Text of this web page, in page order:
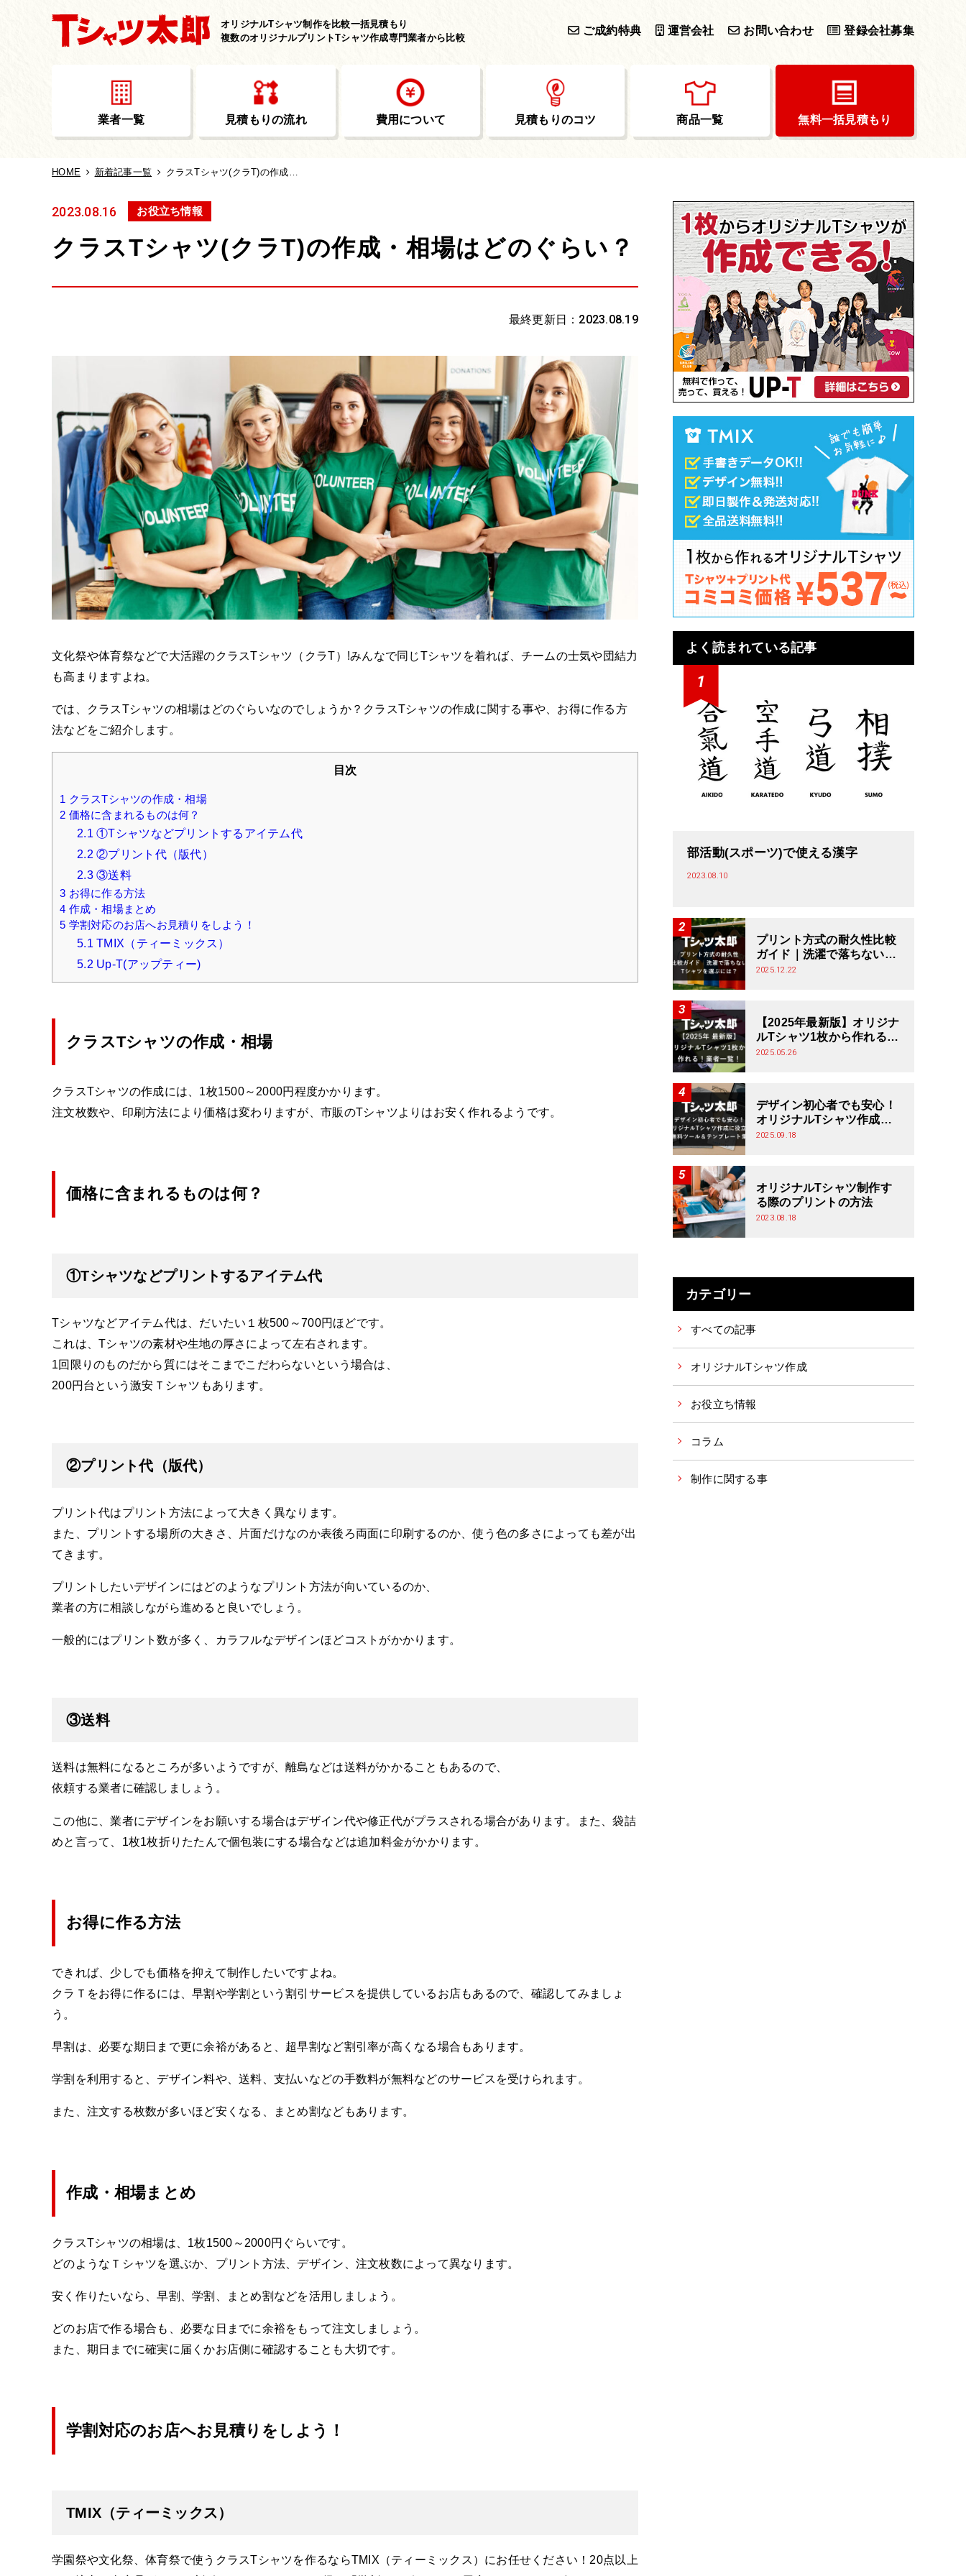
オリジナルTシャツ制作を比較一括見積もり
複数のオリジナルプリントTシャツ作成専門業者から比較
ご成約特典 運営会社 お問い合わせ 登録会社募集
業者一覧 見積もりの流れ 費用について 見積もりのコツ 商品一覧 無料一括見積もり
HOME 新着記事一覧 クラスTシャツ(クラT)の作成・相場はどのぐらい？
2023.08.16 お役立ち情報
クラスTシャツ(クラT)の作成・相場はどのぐらい？
最終更新日：2023.08.19
文化祭や体育祭などで大活躍のクラスTシャツ（クラT）!みんなで同じTシャツを着れば、チームの士気や団結力
も高まりますよね。
では、クラスTシャツの相場はどのぐらいなのでしょうか？クラスTシャツの作成に関する事や、お得に作る方
法などをご紹介します。
目次
1 クラスTシャツの作成・相場
2 価格に含まれるものは何？
2.1 ①Tシャツなどプリントするアイテム代
2.2 ②プリント代（版代）
2.3③送料
3 お得に作る方法
4 作成・相場まとめ
5 学割対応のお店へお見積りをしよう！
5.1 TMIX（ティーミックス）
5.2 Up-T(アップティー)
クラスTシャツの作成・相場
クラスTシャツの作成には、1枚1500～2000円程度かかります。
注文枚数や、印刷方法により価格は変わりますが、市販のTシャツよりはお安く作れるようです。
価格に含まれるものは何？
①Tシャツなどプリントするアイテム代
Tシャツなどアイテム代は、だいたい１枚500～700円ほどです。
これは、Tシャツの素材や生地の厚さによって左右されます。
1回限りのものだから質にはそこまでこだわらないという場合は、
200円台という激安Ｔシャツもあります。
②プリント代（版代）
プリント代はプリント方法によって大きく異なります。
また、プリントする場所の大きさ、片面だけなのか表後ろ両面に印刷するのか、使う色の多さによっても差が出
てきます。
プリントしたいデザインにはどのようなプリント方法が向いているのか、
業者の方に相談しながら進めると良いでしょう。
一般的にはプリント数が多く、カラフルなデザインほどコストがかかります。
③送料
送料は無料になるところが多いようですが、離島などは送料がかかることもあるので、
依頼する業者に確認しましょう。
この他に、業者にデザインをお願いする場合はデザイン代や修正代がプラスされる場合があります。また、袋詰
めと言って、1枚1枚折りたたんで個包装にする場合などは追加料金がかかります。
お得に作る方法
できれば、少しでも価格を抑えて制作したいですよね。
クラＴをお得に作るには、早割や学割という割引サービスを提供しているお店もあるので、確認してみましょ
う。
早割は、必要な期日まで更に余裕があると、超早割など割引率が高くなる場合もあります。
学割を利用すると、デザイン料や、送料、支払いなどの手数料が無料などのサービスを受けられます。
また、注文する枚数が多いほど安くなる、まとめ割などもあります。
作成・相場まとめ
クラスTシャツの相場は、1枚1500～2000円ぐらいです。
どのようなＴシャツを選ぶか、プリント方法、デザイン、注文枚数によって異なります。
安く作りたいなら、早割、学割、まとめ割などを活用しましょう。
どのお店で作る場合も、必要な日までに余裕をもって注文しましょう。
また、期日までに確実に届くかお店側に確認することも大切です。
学割対応のお店へお見積りをしよう！
TMIX（ティーミックス）
学園祭や文化祭、体育祭で使うクラスTシャツを作るならTMIX（ティーミックス）にお任せください！20点以上
よく読まれている記事
部活動(スポーツ)で使える漢字
2023.08.10
プリント方式の耐久性比較
ガイド｜洗濯で落ちないT
シャツを選ぶには？
2025.12.22
【2025年最新版】オリジナ
ルTシャツ1枚から作れる！
業者一覧！
2025.05.26
デザイン初心者でも安心！
オリジナルTシャツ作成に
役立つ無料ツール＆テンプ
2025.09.18
オリジナルTシャツ制作す
る際のプリントの方法
2023.08.18
カテゴリー
すべての記事
オリジナルTシャツ作成
お役立ち情報
コラム
制作に関する事